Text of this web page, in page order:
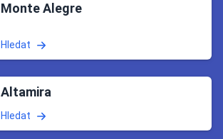
Monte Alegre
Hledat
Altamira
Hledat